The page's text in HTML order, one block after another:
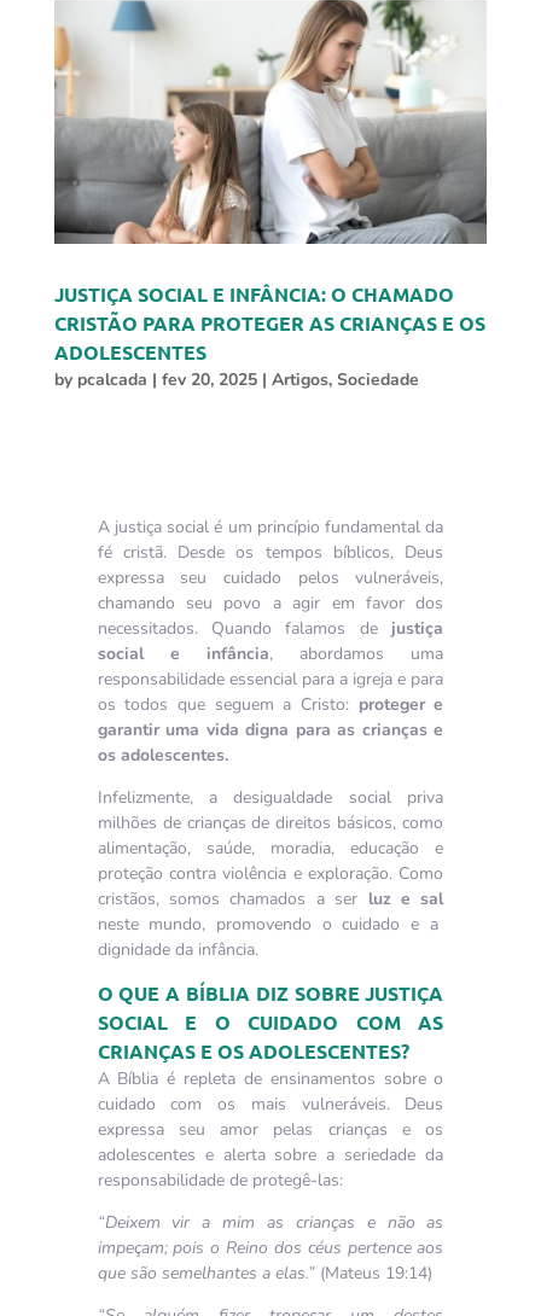
JUSTIÇA SOCIAL E INFÂNCIA: O CHAMADO
CRISTÃO PARA PROTEGER AS CRIANÇAS E OS
ADOLESCENTES
by pcalcada | fev 20, 2025| Artigos, Sociedade
A justiça social é um princípio fundamental da
fé cristã. Desde os tempos bíblicos, Deus
expressa seu cuidado pelos vulneráveis,
chamando seu povo a agir em favor dos
necessitados. Quando falamos de justiça
social e infância, abordamos uma
responsabilidade essencial para a igreja e para
os todos que seguem a Cristo: proteger e
garantir uma vida digna para as crianças e
os adolescentes.
Infelizmente, a desigualdade social priva
milhões de crianças de direitos básicos, como
alimentação, saúde, moradia, educação e
proteção contra violência e exploração. Como
cristãos, somos chamados a ser luz e sal
neste mundo, promovendo o cuidado e a
dignidade da infância.
O QUE A BÍBLIA DIZ SOBRE JUSTIÇA
SOCIAL E O CUIDADO COM AS
CRIANÇAS E OS ADOLESCENTES?
A Bíblia é repleta de ensinamentos sobre o
cuidado com os mais vulneráveis. Deus
expressa seu amor pelas crianças e os
adolescentes e alerta sobre a seriedade da
responsabilidade de protegê-las:
“Deixem vir a mim as crianças e não as
impeçam; pois o Reino dos céus pertence aos
que são semelhantes a elas.”(Mateus 19:14)